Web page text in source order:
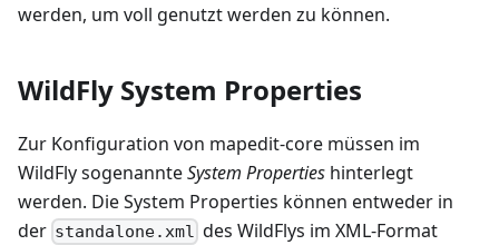
werden, um voll genutzt werden zu können.
WildFly System Properties
Zur Konfiguration von mapedit-core müssen im
WildFly sogenannteSystem Properties hinterlegt
werden. Die System Properties können entweder in
der standalone.xml des WildFlys im XML-Format